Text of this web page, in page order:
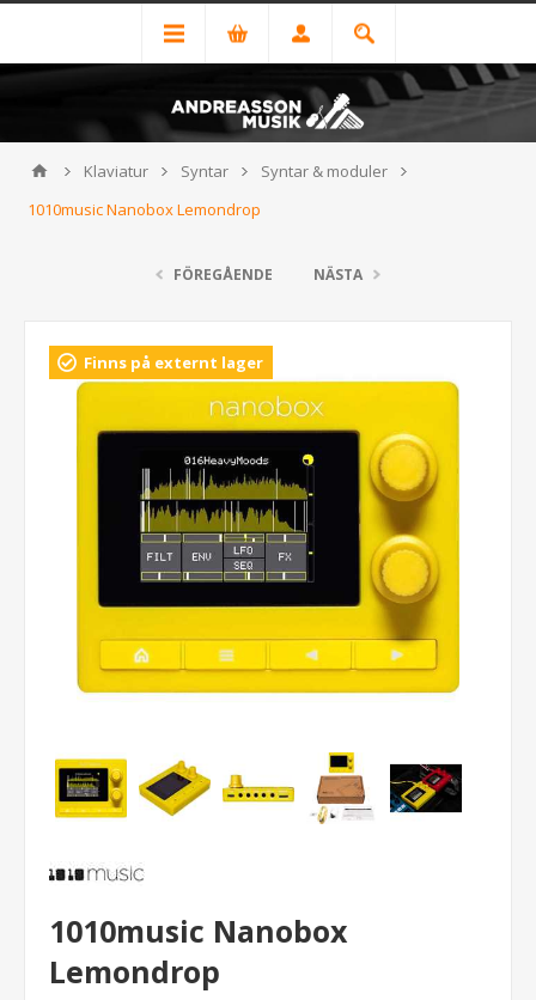
Klaviatur Syntar
Syntar & moduler
1010music Nanobox Lemondrop
FÖREGÅENDE NÄSTA
Finns på externt lager
1010music Nanobox
Lemondrop